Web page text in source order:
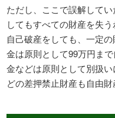
ただし、ここで誤解して
してもすべての財産を失
自己破産をしても、一定
金は原則として99万円ま
金などは原則として別扱
どの差押禁止財産も自由財